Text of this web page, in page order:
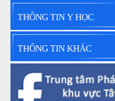
THÔNG TIN Y HỌC
THÔNG TIN KHÁC